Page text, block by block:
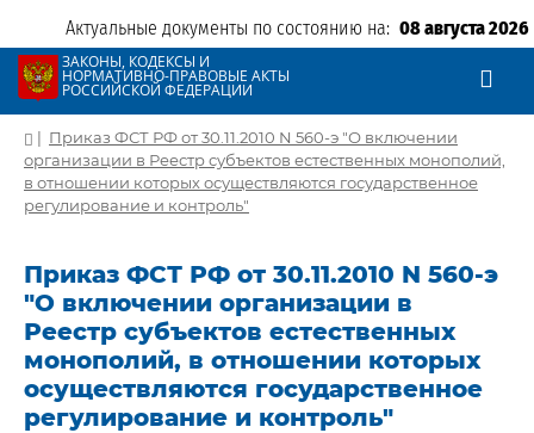
Актуальные документы по состоянию на: 08 августа 2026
ЗАКОНЫ, КОДЕКСЫ И
НОРМАТИВНО-ПРАВОВЫЕ АКТЫ
РОССИЙСКОЙ ФЕДЕРАЦИИ
| Приказ ФСТ РФ от 30.11.2010 N 560-э "О включении
организации в Реестр субъектов естественных монополий,
в отношении которых осуществляются государственное
регулирование и контроль"
Приказ ФСТ РФ от 30.11.2010 N 560-э
"О включении организации в
Реестр субъектов естественных
монополий, в отношении которых
осуществляются государственное
регулирование и контроль"